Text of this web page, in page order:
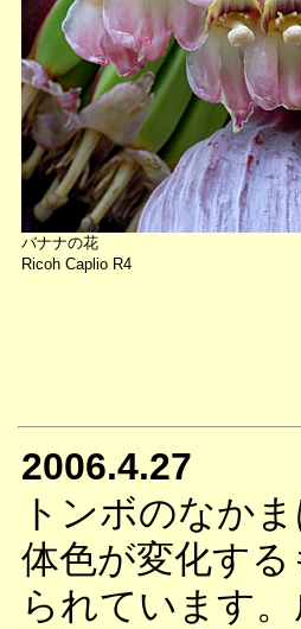
バナナの花
Ricoh Caplio R4
2006.4.27
トンボのなか
体色が変化す
られています